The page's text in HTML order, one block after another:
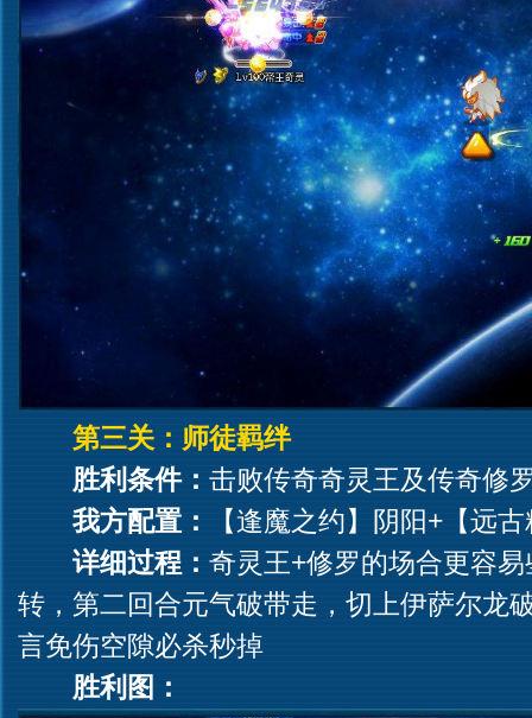
第三关：师徒羁绊
胜利条件： 击败传奇奇灵王及传奇修
我方配置：
【逢魔之约】阴阳+【远
详细过程： 奇灵王+修罗的场合更容
转，第二回合元气破带走，切上伊萨尔龙
言免伤空隙必杀秒掉
胜利图：